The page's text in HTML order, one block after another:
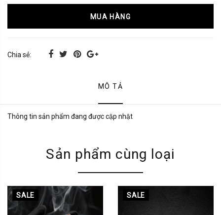
MUA HÀNG
Chia sẻ:
MÔ TẢ
Thông tin sản phẩm đang được cập nhật
Sản phẩm cùng loại
SALE SALE